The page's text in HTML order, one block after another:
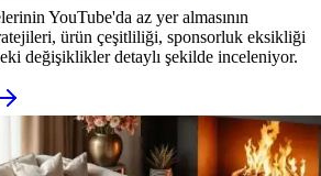
YouTube'da az yer almasının
ürün çeşitliliği, sponsorluk eksikliği
değişiklikler detaylı şekilde inceleniyor.